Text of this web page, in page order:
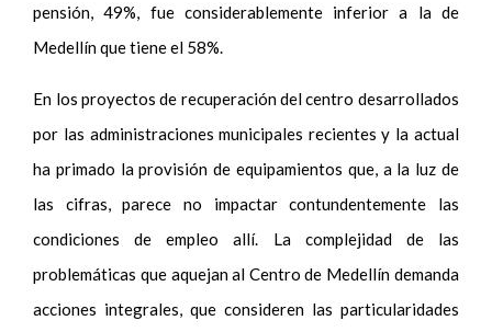
pensión, 49%, fue considerablemente inferior a la de
Medellín que tiene el 58%.
En los proyectos de recuperación del centro desarrollados
por las administraciones municipales recientes y la actual
ha primado la provisión de equipamientos que, a la luz de
las cifras, parece no impactar contundentemente las
condiciones de empleo allí. La complejidad de las
problemáticas que aquejan al Centro de Medellín demanda
acciones integrales, que consideren las particularidades